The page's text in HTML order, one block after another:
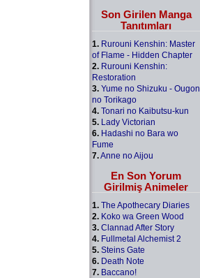
Son Girilen Manga
Tanıtımları
1. Rurouni Kenshin: Master
of Flame - Hidden Chapter
2. Rurouni Kenshin:
Restoration
3. Yume no Shizuku - Ougon
no Torikago
4. Tonari no Kaibutsu-kun
5. Lady Victorian
6. Hadashi no Bara wo
Fume
7.Anne no Aijou
En Son Yorum
Girilmiş Animeler
1. The Apothecary Diaries
2. Koko wa Green Wood
3. Clannad After Story
4. Fullmetal Alchemist 2
5. Steins Gate
6. Death Note
7. Baccano!